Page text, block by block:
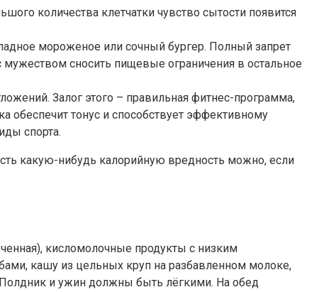
количества клетчатки чувство сытости появится
мороженое или сочный бургер. Полный запрет
мужеством сносить пищевые ограничения в остальное
Залог этого – правильная фитнес-программа,
обеспечит тонус и способствует эффективному
спорта.
какую-нибудь калорийную вредность можно, если
кисломолочные продукты с низким
кашу из цельных круп на разбавленном молоке,
Полдник и ужин должны быть лёгкими. На обед